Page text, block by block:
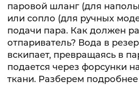
паровой шланг (для
или сопло (для ручных
подачи пара. Как должен
отпариватель? Вода в
вскипает, превращаясь в
подается через форсунки
ткани. Разберем